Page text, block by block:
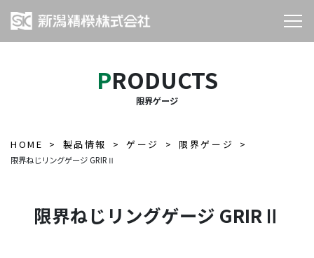
PRODUCTS
限界ゲージ
HOME 製品情報 ゲージ 限界ゲージ
限界ねじリングゲージ GRIRⅡ
限界ねじリングゲージ GRIRⅡ